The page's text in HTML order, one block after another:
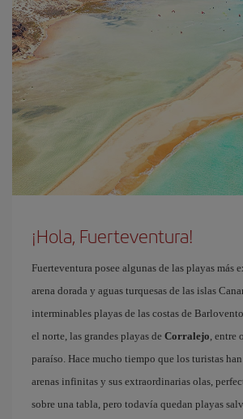
¡Hola, Fuerteventura!
Fuerteventura posee algunas de las playas más
arena dorada y aguas turquesas de las islas
interminables playas de las costas de
el norte, las grandes playas de Corralejo, entre
paraíso. Hace mucho tiempo que los turistas
arenas infinitas y sus extraordinarias olas,
sobre una tabla, pero todavía quedan playas